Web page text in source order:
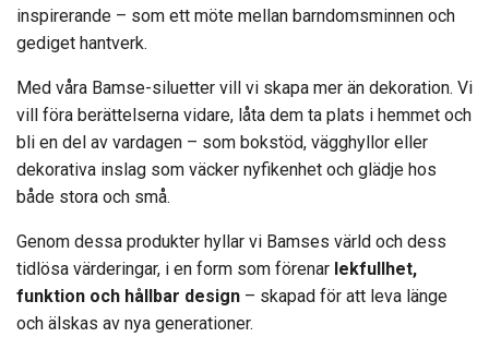
inspirerande – som ett möte mellan barndomsminnen och
gediget hantverk.
Med våra Bamse-siluetter vill vi skapa mer än dekoration. Vi
vill föra berättelserna vidare, låta dem ta plats i hemmet och
bli en del av vardagen – som bokstöd, vägghyllor eller
dekorativa inslag som väcker nyfikenhet och glädje hos
både stora och små.
Genom dessa produkter hyllar vi Bamses värld och dess
tidlösa värderingar, i en form som förenar lekfullhet,
funktion och hållbar design – skapad för att leva länge
och älskas av nya generationer.